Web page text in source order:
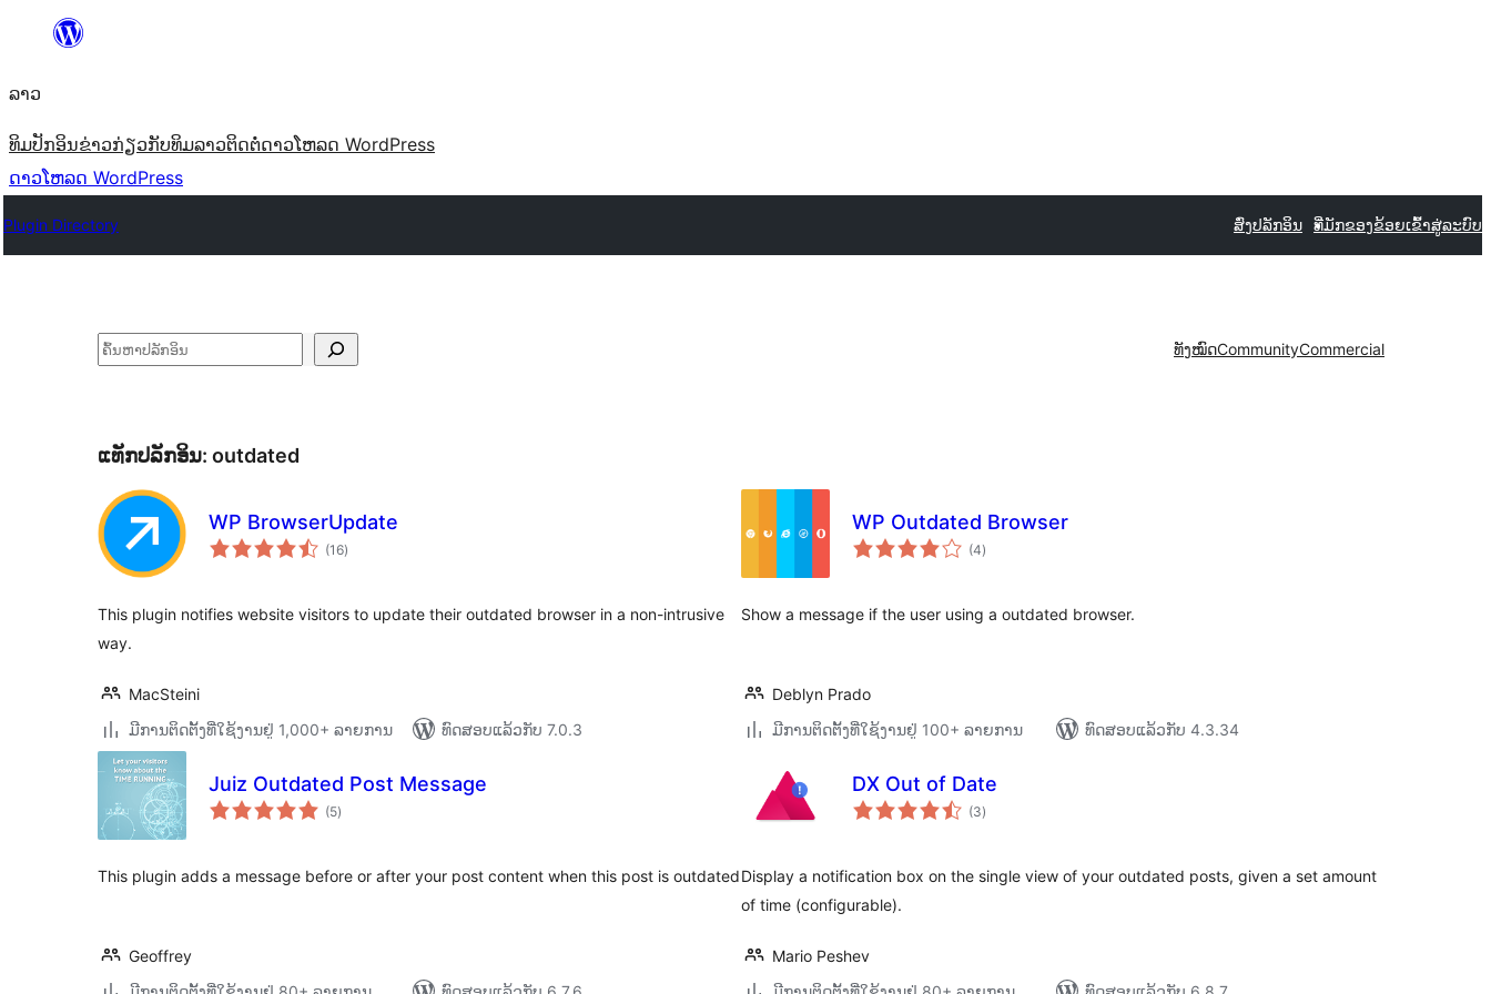
ທີ່
ເນື້ອຫາ
ລາວ
ທິມປັກອິນຂ່າວກ່ຽວກັບທິມລາວຕິດຕໍ່ດາວໂຫລດ WordPress
ດາວໂຫລດ WordPress
Plugin Directory ສົ່ງປລັກອິນ ທີ່ມັກຂອງຂ້ອຍເຂົ້າສູ່ລະບົບ
ຄົ້ນຫາ ທັງໝົດCommunityCommercial
ແທັກປລັກອິນ: outdated
WP BrowserUpdate
(16ຄະແນນ
ທັງໝົດ
)
This plugin notifies website visitors to update their outdated browser in a non-intrusive
way.
MacSteini
ມີການຕິດຕັ້ງທີ່ໃຊ້ງານຢູ່ 1,000+ ລາຍການ
ທົດສອບແລ້ວກັບ 7.0.3
WP Outdated Browser
(4ຄະແນນ
ທັງໝົດ
)
Show a message if the user using a outdated browser.
Deblyn Prado
ມີການຕິດຕັ້ງທີ່ໃຊ້ງານຢູ່ 100+ ລາຍການ
ທົດສອບແລ້ວກັບ 4.3.34
Juiz Outdated Post Message
(5ຄະແນນ
ທັງໝົດ
)
This plugin adds a message before or after your post content when this post is outdated
Geoffrey
DX Out of Date
(3ຄະແນນ
ທັງໝົດ
)
Display a notification box on the single view of your outdated posts, given a set amount
of time (configurable).
Mario Peshev